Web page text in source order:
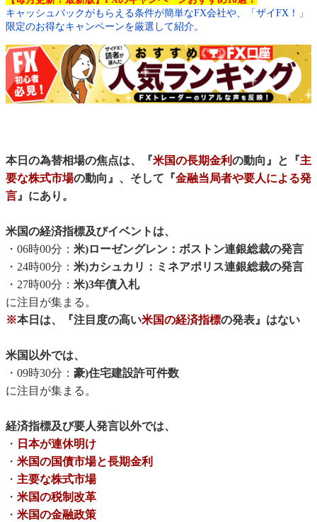
キャッシュバックがもらえる条件が簡単なFX会社や、「ザイFX！」
限定のお得なキャンペーンを厳選して紹介。
本日の為替相場の焦点は、『米国の長期金利の動向』と『主
要な株式市場の動向』、そして『金融当局者や要人による発
言』にあり。
米国の経済指標及びイベントは、
・06時00分： 米)ローゼングレン：ボストン連銀総裁の発言
・24時00分： 米)カシュカリ：ミネアポリス連銀総裁の発言
・27時00分： 米)3年債入札
に注目が集まる。
※本日は、『注目度の高い米国の経済指標の発表』はない
米国以外では、
・09時30分： 豪)住宅建設許可件数
に注目が集まる。
経済指標及び要人発言以外では、
・ 日本が連休明け
・ 米国の国債市場と長期金利
・ 主要な株式市場
・ 米国の税制改革
・ 米国の金融政策